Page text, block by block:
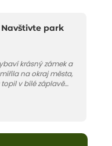
park
krásný zámek a
na okraj města,
topil v bílé záplavě
krajiny vznikl.